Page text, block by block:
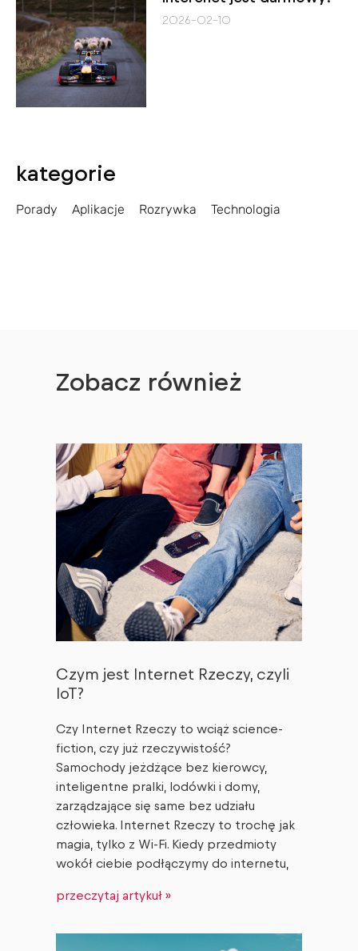
2026-02-10
kategorie
Porady Aplikacje Rozrywka Technologia
Zobacz również
Czym jest Internet Rzeczy, czyli
IoT?
Czy Internet Rzeczy to wciąż science-
fiction, czy już rzeczywistość?
Samochody jeżdżące bez kierowcy,
inteligentne pralki, lodówki i domy,
zarządzające się same bez udziału
człowieka. Internet Rzeczy to trochę jak
magia, tylko z Wi-Fi. Kiedy przedmioty
wokół ciebie podłączymy do internetu,
przeczytaj artykuł »